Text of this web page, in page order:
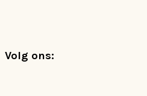
Footer
Volg ons: